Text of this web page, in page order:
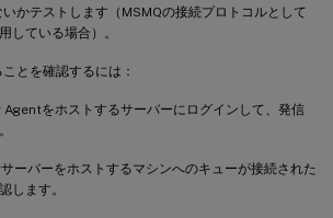
かテストします（MSMQの接続プロトコルとして
している場合）。
とを確認するには：
をホストするサーバーにログインして、発信
ーバーをホストするマシンへのキューが接続された
します。